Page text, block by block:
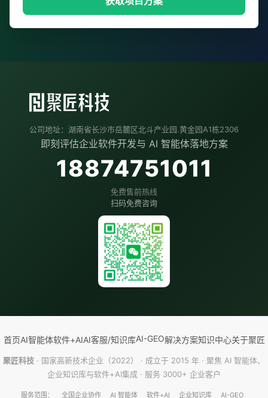
公司地址：湖南省长沙市岳麓区北斗产业园.黄金园A1栋2306
即刻评估企业软件开发与 AI 智能体落地方案
18874751011
免费售前热线
扫码免费咨询
首页AI智能体软件+AIAI客服/知识库AI-GEO解决方案知识中心关于聚匠
聚匠科技 · 国家高新技术企业（2022） · 成立于 2015 年 · 聚焦 AI 智能体、
企业知识库与软件+AI集成 · 服务 3000+ 企业客户
服务范围： 全国企业协作 AI 智能体 软件+AI 企业知识库 AI-GEO